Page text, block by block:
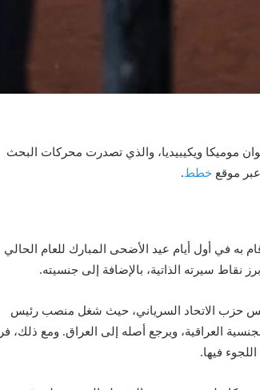
موميكا ويكيبيديا، والذي تصدرت محركات البحث
موقع خطط.
في أول أيام عيد الأضحى المبارك للعام الحالي
حزب الاتحاد السرياني، حيث شغل منصب رئيس
منذ عام 2014 وحتى عام 2018. يحمل الجنسية العراقية، ويرجع أصله إلى العراق. ومع ذلك، فر
فيها.